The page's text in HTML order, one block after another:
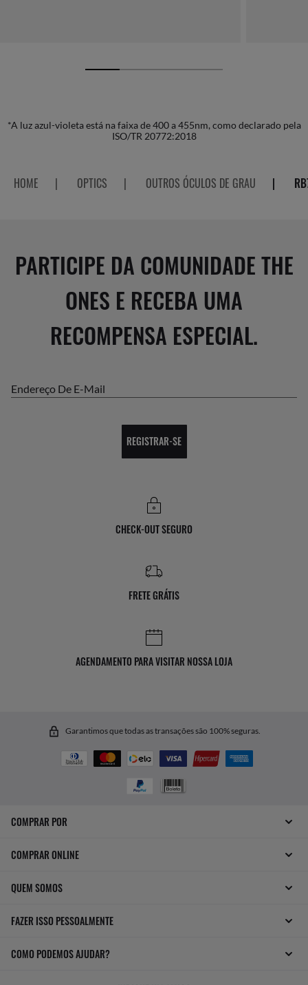
*A luz azul-violeta está na faixa de 400 a 455nm, como declarado pela
ISO/TR 20772:2018
HOME | OPTICS | OUTROS ÓCULOS DE GRAU |
PARTICIPE DA COMUNIDADE THE
ONES E RECEBA UMA
RECOMPENSA ESPECIAL.
Endereço De E-Mail
REGISTRAR-SE
CHECK-OUT SEGURO
FRETE GRÁTIS
AGENDAMENTO PARA VISITAR NOSSA LOJA
Garantimos que todas as transações são 100% seguras.
COMPRAR POR
COMPRAR ONLINE
QUEM SOMOS
FAZER ISSO PESSOALMENTE
COMO PODEMOS AJUDAR?